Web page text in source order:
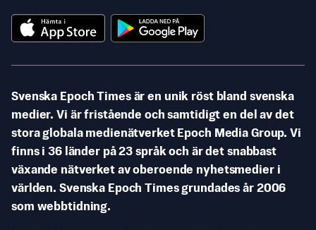
Svenska Epoch Times är en unik röst bland svenska
medier. Vi är fristående och samtidigt en del av det
stora globala medienätverket Epoch Media Group. Vi
finns i 36 länder på 23 språk och är det snabbast
växande nätverket av oberoende nyhetsmedier i
världen. Svenska Epoch Times grundades år 2006
som webbtidning.